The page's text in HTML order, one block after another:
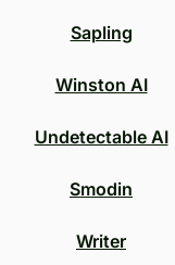
Sapling
Winston AI
Undetectable AI
Smodin
Writer